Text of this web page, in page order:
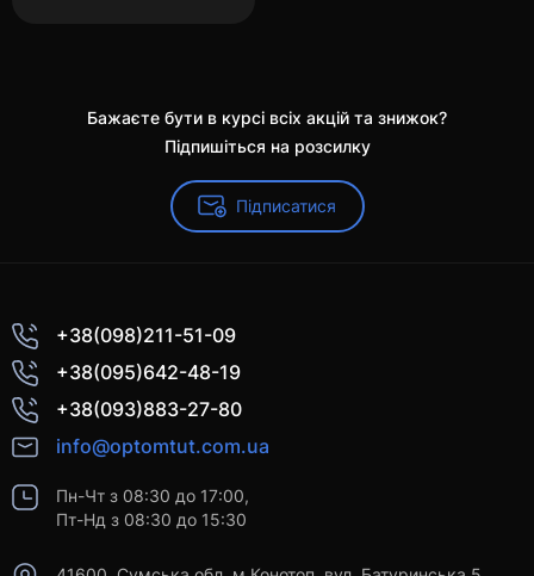
Бажаєте бути в курсі всіх акцій та знижок?
Підпишіться на розсилку
Підписатися
+38(098)211-51-09
+38(095)642-48-19
+38(093)883-27-80
info@optomtut.com.ua
Пн-Чт з 08:30 до 17:00,
Пт-Нд з 08:30 до 15:30